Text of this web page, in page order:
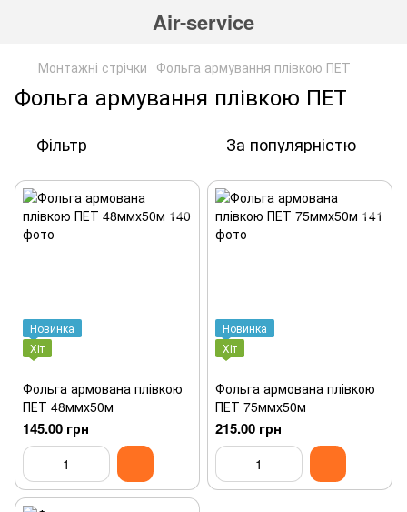
Air-service
Монтажні стрічки Фольга армування плівкою ПЕТ
Фольга армування плівкою ПЕТ
Фільтр За популярністю
Новинка
Хіт
Фольга армована плівкою
ПЕТ 48ммх50м
145.00 грн
Новинка
Хіт
Фольга армована плівкою
ПЕТ 75ммх50м
215.00 грн